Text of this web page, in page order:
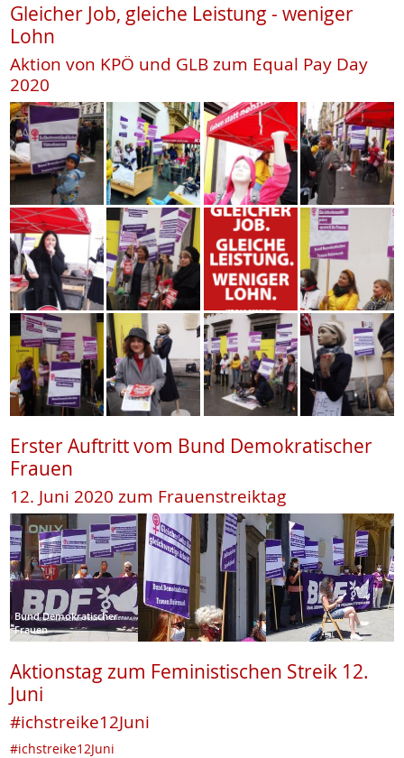
Gleicher Job, gleiche Leistung - weniger
Lohn
Aktion von KPÖ und GLB zum Equal Pay Day
2020
Erster Auftritt vom Bund Demokratischer
Frauen
12. Juni 2020 zum Frauenstreiktag
Bund Demokratischer
Frauen
Aktionstag zum Feministischen Streik 12.
Juni
#ichstreike12Juni
#ichstreike12Juni